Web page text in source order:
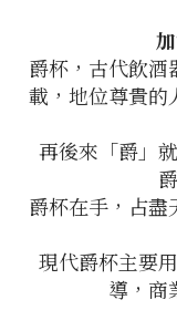
爵杯，古代飲酒
載，地位尊貴的
再後來「爵」
爵杯在手，占
現代爵杯主要
導，商